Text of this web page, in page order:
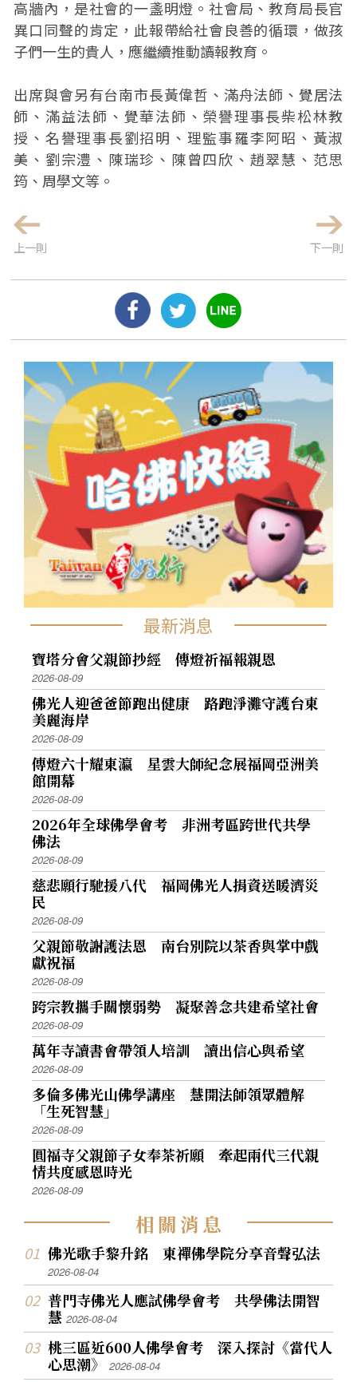
高牆內，是社會的一盞明燈。社會局、教育局長官
異口同聲的肯定，此報帶給社會良善的循環，做孩
子們一生的貴人，應繼續推動讀報教育。
出席與會另有台南市長黃偉哲、滿舟法師、覺居法
師、滿益法師、覺華法師、榮譽理事長柴松林教
授、名譽理事長劉招明、理監事羅李阿昭、黃淑
美、劉宗澧、陳瑞珍、陳曾四欣、趙翠慧、范思
筠、周學文等。
上一則 下一則
最新消息
寶塔分會父親節抄經 傳燈祈福報親恩
2026-08-09
佛光人迎爸爸節跑出健康 路跑淨灘守護台東
美麗海岸
2026-08-09
傳燈六十耀東瀛 星雲大師紀念展福岡亞洲美
館開幕
2026-08-09
2026年全球佛學會考 非洲考區跨世代共學
佛法
2026-08-09
慈悲願行馳援八代 福岡佛光人捐資送暖濟災
民
2026-08-09
父親節敬謝護法恩 南台別院以茶香與掌中戲
獻祝福
2026-08-09
跨宗教攜手關懷弱勢 凝聚善念共建希望社會
2026-08-09
萬年寺讀書會帶領人培訓 讀出信心與希望
2026-08-09
多倫多佛光山佛學講座 慧開法師領眾體解
「生死智慧」
2026-08-09
圓福寺父親節子女奉茶祈願 牽起兩代三代親
情共度感恩時光
2026-08-09
相關消息
佛光歌手黎升銘 東禪佛學院分享音聲弘法
2026-08-04
普門寺佛光人應試佛學會考 共學佛法開智
慧2026-08-04
桃三區近600人佛學會考 深入探討《當代人
心思潮》2026-08-04